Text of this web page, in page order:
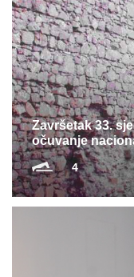
Završetak 33.
očuvanje
4